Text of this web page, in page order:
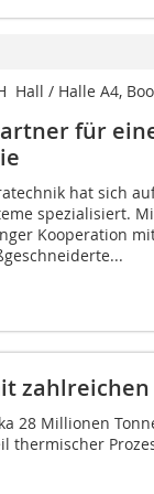
Hall / Halle A4,
für
hat sich
spezialisiert.
Kooperation
28 Millionen
thermischer